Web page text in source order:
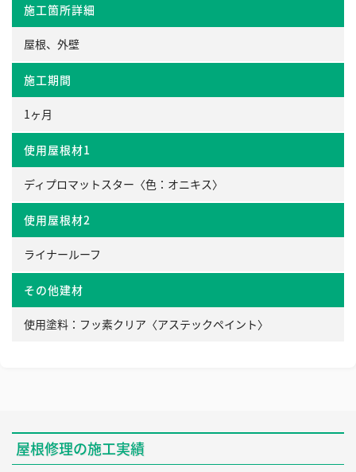
施工箇所詳細
屋根、外壁
施工期間
1ヶ月
使用屋根材1
ディプロマットスター〈色：オニキス〉
使用屋根材2
ライナールーフ
その他建材
使用塗料：フッ素クリア〈アステックペイント〉
屋根修理の施工実績